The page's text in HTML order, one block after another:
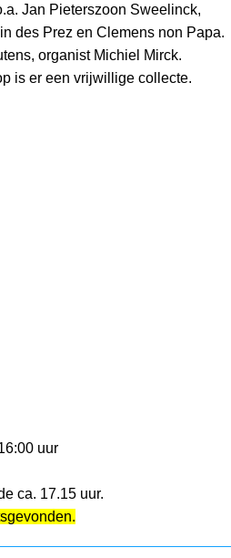
Jan Pieterszoon Sweelinck,
des Prez en Clemens non Papa.
organist Michiel Mirck.
is er een vrijwillige collecte.
uur
ca. 17.15 uur.